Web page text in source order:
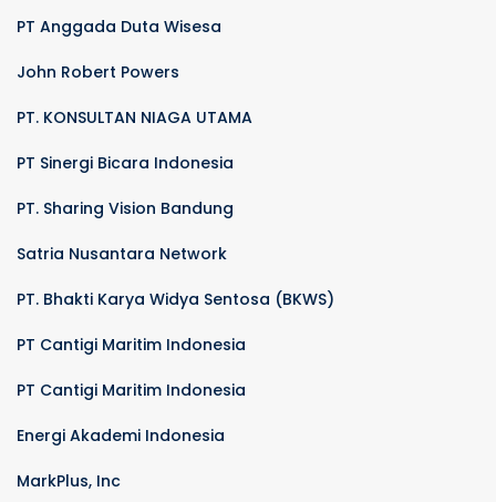
PT Anggada Duta Wisesa
John Robert Powers
PT. KONSULTAN NIAGA UTAMA
PT Sinergi Bicara Indonesia
PT. Sharing Vision Bandung
Satria Nusantara Network
PT. Bhakti Karya Widya Sentosa (BKWS)
PT Cantigi Maritim Indonesia
PT Cantigi Maritim Indonesia
Energi Akademi Indonesia
MarkPlus, Inc